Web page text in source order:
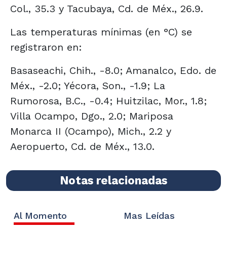
Col., 35.3 y Tacubaya, Cd. de Méx., 26.9.
Las temperaturas mínimas (en °C) se
registraron en:
Basaseachi, Chih., -8.0; Amanalco, Edo. de
Méx., -2.0; Yécora, Son., -1.9; La
Rumorosa, B.C., -0.4; Huitzilac, Mor., 1.8;
Villa Ocampo, Dgo., 2.0; Mariposa
Monarca II (Ocampo), Mich., 2.2 y
Aeropuerto, Cd. de Méx., 13.0.
Notas relacionadas
Al Momento Mas Leídas